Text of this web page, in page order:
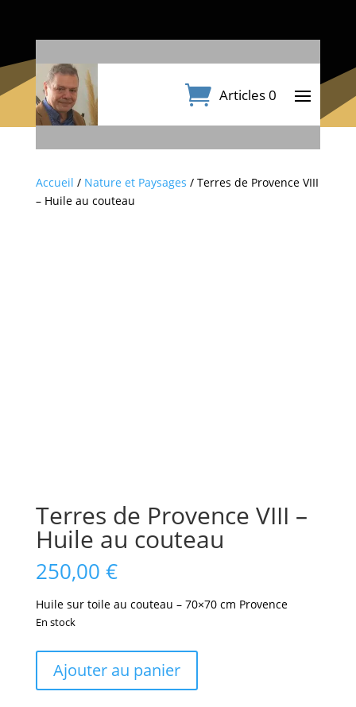
Articles 0
Accueil / Nature et Paysages / Terres de Provence VIII
– Huile au couteau
Terres de Provence VIII –
Huile au couteau
250,00 €
Huile sur toile au couteau – 70×70 cm Provence
En stock
Terres
Ajouter au panier